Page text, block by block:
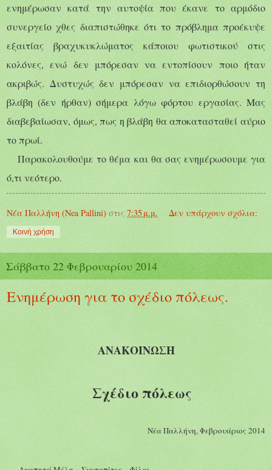
ενημέρωσαν κατά την αυτοψία που έκανε το αρμόδιο
συνεργείο χθες διαπιστώθηκε ότι το πρόβλημα προέκυψε
εξαιτίας βραχυκυκλώματος κάποιου φωτιστικού στις
κολόνες, ενώ δεν μπόρεσαν να εντοπίσουν ποιο ήταν
ακριβώς. Δυστυχώς δεν μπόρεσαν να επιδιορθώσουν τη
βλάβη (δεν ήρθαν) σήμερα λόγω φόρτου εργασίας. Μας
διαβεβαίωσαν, όμως, πως η βλάβη θα αποκατασταθεί αύριο
το πρωί.
Παρακολουθούμε το θέμα και θα σας ενημέρωσουμε για
ό,τι νεότερο.
Νέα Παλλήνη (Nea Pallini) στις 7:35 μ.μ. Δεν υπάρχουν σχόλια:
Κοινή χρήση
Σάββατο 22 Φεβρουαρίου 2014
Ενημέρωση για το σχέδιο πόλεως.
ΑΝΑΚΟΙΝΩΣΗ
Σχέδιο πόλεως
ΝέαΠαλλήνη, Φεβρουάριος 2014